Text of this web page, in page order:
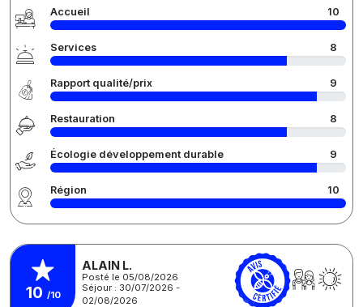
Accueil 10
Services 8
Rapport qualité/prix 9
Restauration 8
Écologie développement durable 9
Région 10
10 /10
ALAIN L.
Posté le 05/08/2026
Séjour : 30/07/2026 -
02/08/2026